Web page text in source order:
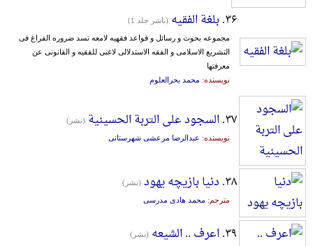
۳۶. بلغة الفقیه (ناشر جلد 1)
مجموعه بحوث و رسائل و قواعد فقهیه لامعه تسد ضروره الفراغ فی
التشریع الاسلامی و الفقه الاستدلالی لاغنی للفقیه و القانونی عن
معرفتها
نویسنده: محمد بحرالعلوم
۳۷. السجود علی التربة الحسینیة (نشر)
نویسنده: عبدالرضا مرعشی شهرستانی
۳۸. دنیا بازیچه یهود (نشر)
مترجم: محمد هادی مدرسی
۳۹. اعرف .. الشیعه (نشر)